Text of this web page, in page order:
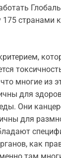
странами
многие из
для
Они
для
как